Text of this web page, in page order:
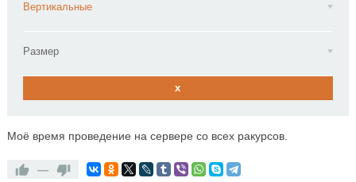
Вертикальные
Размер
x
Моё время проведение на сервере со всех ракурсов.
—